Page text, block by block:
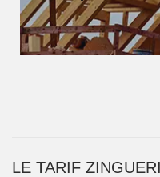
LE TARIF